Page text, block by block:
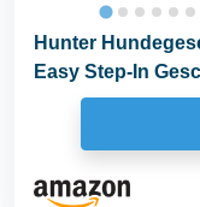
Hunter
Easy Step-In